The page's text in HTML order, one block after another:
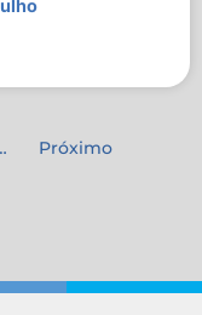
Próximo